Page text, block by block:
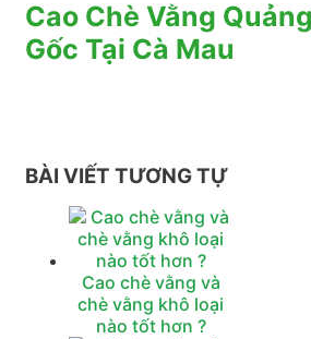
Cao Chè Vằng
Gốc Tại Cà Mau
BÀI VIẾT TƯƠNG TỰ
Cao chè vằng và
chè vằng khô loại
nào tốt hơn ?